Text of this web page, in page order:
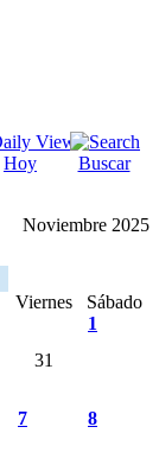
Hoy Buscar
Noviembre 2025
Viernes
Sábado
31
1
7 8